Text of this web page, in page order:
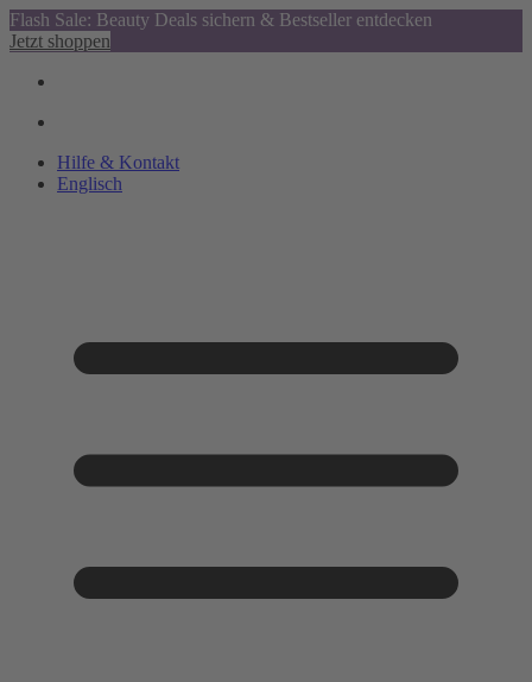
Flash Sale: Beauty Deals sichern & Bestseller entdecken
Jetzt shoppen
Hilfe & Kontakt
Englisch